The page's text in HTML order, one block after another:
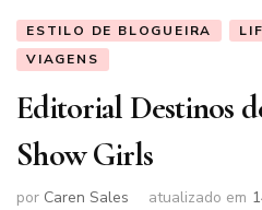
ESTILO DE BLOGUEIRA
VIAGENS
Editorial Destinos
Show Girls
por Caren Sales atualizado em